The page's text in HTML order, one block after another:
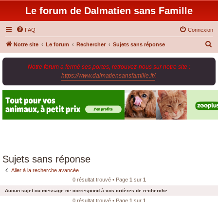
Le forum de Dalmatien sans Famille
FAQ Connexion
Notre site Le forum Rechercher Sujets sans réponse
e
r
Notre forum a fermé ses portes, retrouvez-nous sur notre site :
https://www.dalmatiensansfamille.fr/.
Sujets sans réponse
Aller à la recherche avancée
0 résultat trouvé • Page 1 sur 1
Aucun sujet ou message ne correspond à vos critères de recherche.
0 résultat trouvé • Page 1 sur 1